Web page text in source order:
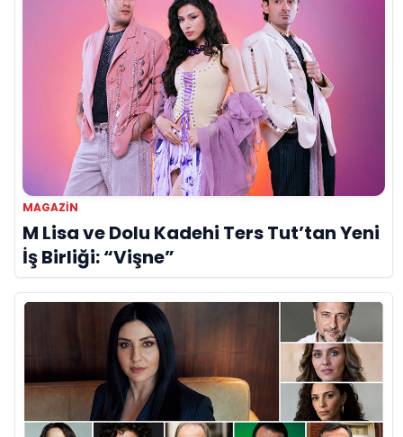
MAGAZIN
M Lisa ve Dolu Kadehi Ters Tut’tan Yeni
İş Birliği: “Vişne”